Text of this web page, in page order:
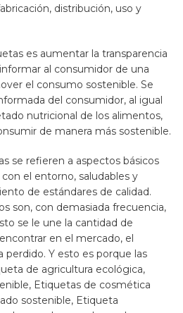
distribución, uso y
es aumentar la transparencia
al consumidor de una
el consumo sostenible. Se
del consumidor, al igual
nutricional de los alimentos,
de manera más sostenible.
se refieren a aspectos básicos
el entorno, saludables y
de estándares de calidad.
son, con demasiada frecuencia,
se le une la cantidad de
en el mercado, el
Y esto es porque las
de agricultura ecológica,
Etiquetas de cosmética
sostenible, Etiqueta